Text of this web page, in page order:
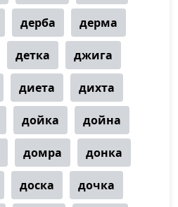
дерба дерма
детка джига
диета дихта
дойка дойна
домра донка
доска дочка